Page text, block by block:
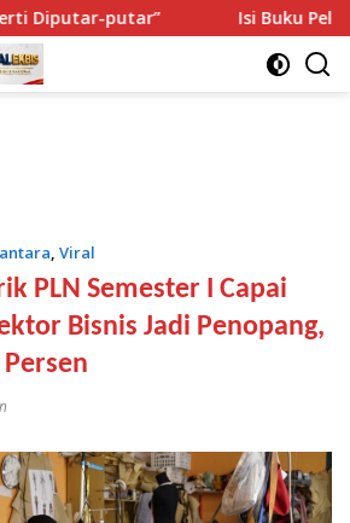
Isi Buku Pelajaran Akan
, Viral
PLN Semester I Capai
Bisnis Jadi Penopang,